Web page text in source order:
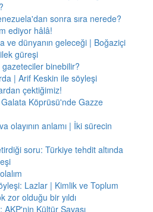
sonra sıra nerede?
ediyor hâlâ!
ve dünyanın geleceği | Boğaziçi
güreşi
gazeteciler binebilir?
| Arif Keskin ile söyleşi
çektiğimiz!
Köprüsü'nde Gazze
olayının anlamı | İki sürecin
soru: Türkiye tehdit altında
Lazlar | Kimlik ve Toplum
zor olduğu bir yıldı
Kültür Savaşı